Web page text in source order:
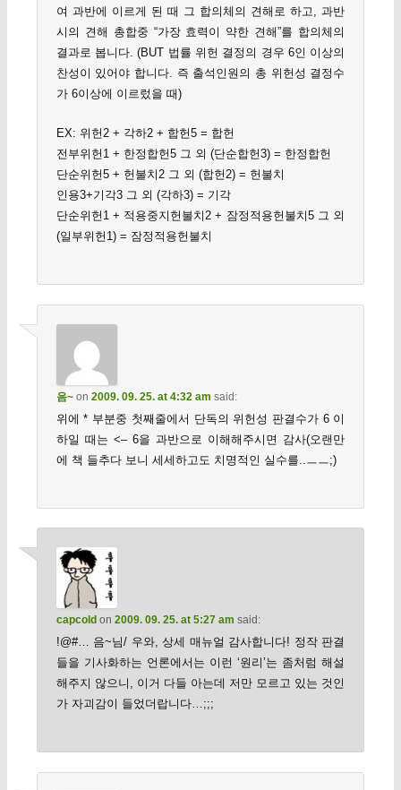
여 과반에 이르게 된 때 그 합의체의 견해로 하고, 과반
시의 견해 총합중 “가장 효력이 약한 견해”를 합의체의
결과로 봅니다. (BUT 법률 위헌 결정의 경우 6인 이상의
찬성이 있어야 합니다. 즉 출석인원의 총 위헌성 결정수
가 6이상에 이르렀을 때)
EX: 위헌2 + 각하2 + 합헌5 = 합헌
전부위헌1 + 한정합헌5 그 외 (단순합헌3) = 한정합헌
단순위헌5 + 헌불치2 그 외 (합헌2) = 헌불치
인용3+기각3 그 외 (각하3) = 기각
단순위헌1 + 적용중지헌불치2 + 잠정적용헌불치5 그 외
(일부위헌1) = 잠정적용헌불치
음~on 2009. 09. 25. at 4:32 am said:
위에 * 부분중 첫째줄에서 단독의 위헌성 판결수가 6 이
하일 때는 <– 6을 과반으로 이해해주시면 감사(오랜만
에 책 들추다 보니 세세하고도 치명적인 실수를..ㅡㅡ;)
capcold on 2009. 09. 25. at 5:27 am said:
!@#… 음~님/ 우와, 상세 매뉴얼 감사합니다! 정작 판결
들을 기사화하는 언론에서는 이런 ‘원리’는 좀처럼 해설
해주지 않으니, 이거 다들 아는데 저만 모르고 있는 것인
가 자괴감이 들었더랍니다…;;;